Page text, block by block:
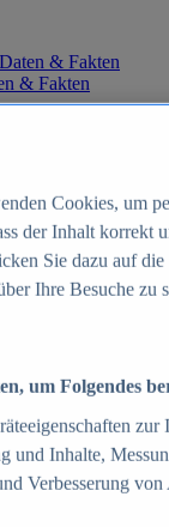
& Fakten
& Fakten
in
und weltweit
in
in
Handel in
Cookies, um
der Inhalt korrekt
Sie dazu auf
Ihre Besuche
um Folgendes
und Inhalte,
Verbesserung von